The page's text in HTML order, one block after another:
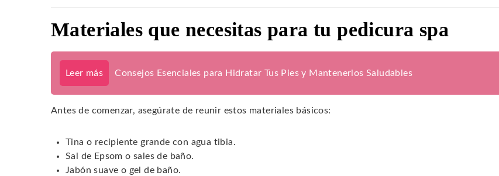
Materiales que necesitas para tu pedicura spa
Leer más Consejos Esenciales para Hidratar Tus Pies y Mantenerlos Saludables
Antes de comenzar, asegúrate de reunir estos materiales básicos:
Tina o recipiente grande con agua tibia.
Sal de Epsom o sales de baño.
Jabón suave o gel de baño.